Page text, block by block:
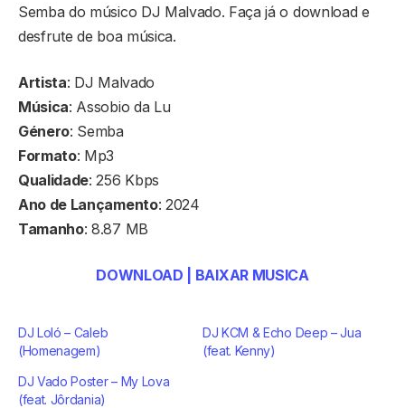
Semba do músico DJ Malvado. Faça já o download e
desfrute de boa música.
Artista: DJ Malvado
Música: Assobio da Lu
Género: Semba
Formato: Mp3
Qualidade: 256 Kbps
Ano de Lançamento: 2024
Tamanho: 8.87 MB
DOWNLOAD | BAIXAR MUSICA
DJ Loló – Caleb
(Homenagem)
DJ KCM & Echo Deep – Jua
(feat. Kenny)
DJ Vado Poster – My Lova
(feat. Jôrdania)